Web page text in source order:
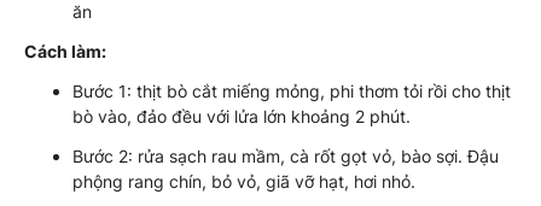
ăn
Cách làm:
Bước 1: thịt bò cắt miếng mỏng, phi thơm tỏi rồi cho thịt
bò vào, đảo đều với lửa lớn khoảng 2 phút.
Bước 2: rửa sạch rau mầm, cà rốt gọt vỏ, bào sợi. Đậu
phộng rang chín, bỏ vỏ, giã vỡ hạt, hơi nhỏ.